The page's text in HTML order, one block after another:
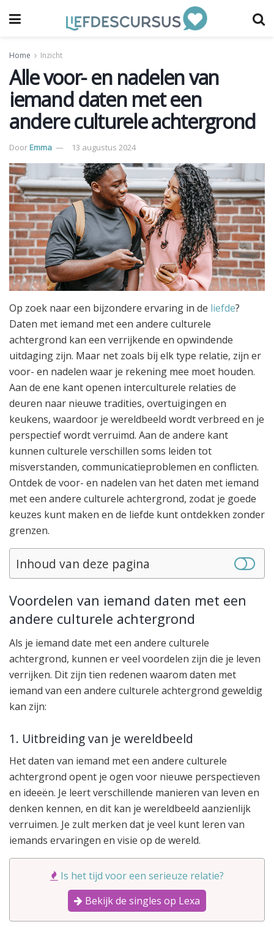
Home Inzicht
Alle voor- en nadelen van
iemand daten met een
andere culturele achtergrond
DoorEmma 13 augustus 2024
Op zoek naar een bijzondere ervaring in de liefde?
Daten met iemand met een andere culturele
achtergrond kan een verrijkende en opwindende
uitdaging zijn. Maar net zoals bij elk type relatie, zijn er
voor- en nadelen waar je rekening mee moet houden.
Aan de ene kant openen interculturele relaties de
deuren naar nieuwe tradities, overtuigingen en
keukens, waardoor je wereldbeeld wordt verbreed en je
perspectief wordt verruimd. Aan de andere kant
kunnen culturele verschillen soms leiden tot
misverstanden, communicatieproblemen en conflicten.
Ontdek de voor- en nadelen van het daten met iemand
met een andere culturele achtergrond, zodat je goede
keuzes kunt maken en de liefde kunt ontdekken zonder
grenzen.
Inhoud van deze pagina
Voordelen van iemand daten met een
andere culturele achtergrond
Als je iemand date met een andere culturele
achtergrond, kunnen er veel voordelen zijn die je leven
verrijken. Dit zijn tien redenen waarom daten met
iemand van een andere culturele achtergrond geweldig
kan zijn:
1. Uitbreiding van je wereldbeeld
Het daten van iemand met een andere culturele
achtergrond opent je ogen voor nieuwe perspectieven
en ideeën. Je leert verschillende manieren van leven en
denken kennen, en dit kan je wereldbeeld aanzienlijk
verruimen. Je zult merken dat je veel kunt leren van
iemands ervaringen en visie op de wereld.
Is het tijd voor een serieuze relatie?
Bekijk de singles op Lexa